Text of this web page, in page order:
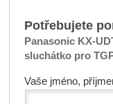
Potřebujete
Panasonic KX-
sluchátko pro
Vaše jméno,